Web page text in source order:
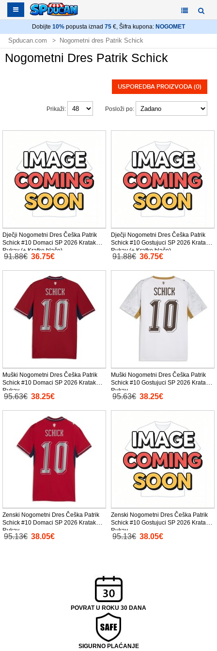
Dobijte 10% popusta iznad 75 €, Šifra kupona: NOGOMET
Spducan.com Nogometni dres Patrik Schick
Nogometni Dres Patrik Schick
USPOREDBA PROIZVODA (0)
Posloži po:
Prikaži:
Dječji Nogometni Dres Češka Patrik
Schick #10 Domaci SP 2026 Kratak
Rukav (+ Kratke hlače)
91.88€ 36.75€
Dječji Nogometni Dres Češka Patrik
Schick #10 Gostujuci SP 2026 Kratak
Rukav (+ Kratke hlače)
91.88€ 36.75€
Muški Nogometni Dres Češka Patrik
Schick #10 Domaci SP 2026 Kratak
Rukav
95.63€ 38.25€
Muški Nogometni Dres Češka Patrik
Schick #10 Gostujuci SP 2026 Kratak
Rukav
95.63€ 38.25€
Zenski Nogometni Dres Češka Patrik
Schick #10 Domaci SP 2026 Kratak
Rukav
95.13€ 38.05€
Zenski Nogometni Dres Češka Patrik
Schick #10 Gostujuci SP 2026 Kratak
Rukav
95.13€ 38.05€
POVRAT U ROKU 30 DANA
SIGURNO PLAĆANJE